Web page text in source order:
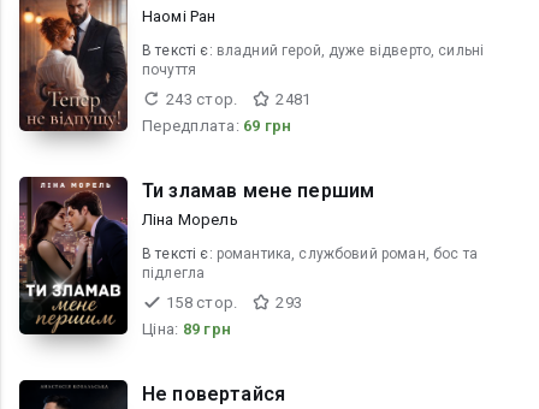
Наомі Ран
В текcті є: владний герой, дуже відверто, сильні
почуття
243 стор.
2481
Передплата: 69 грн
Ти зламав мене першим
Ліна Морель
В текcті є: романтика, службовий роман, бос та
підлегла
158 стор.
293
Ціна: 89 грн
Не повертайся